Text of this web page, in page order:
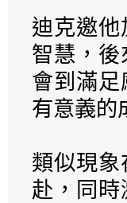
迪克邀
智慧，
會到滿
有意義的
類似現
赴，同